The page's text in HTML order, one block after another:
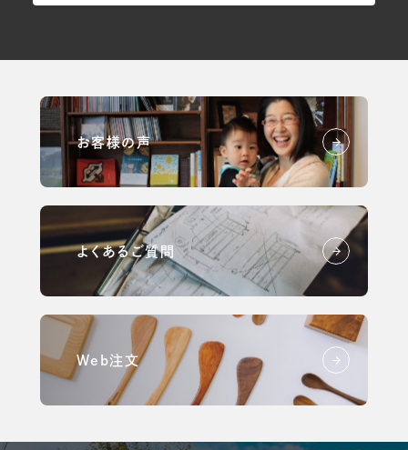
お客様の声
よくあるご質問
Web注文